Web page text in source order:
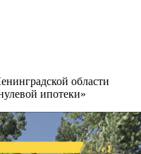
области
ипотеки»